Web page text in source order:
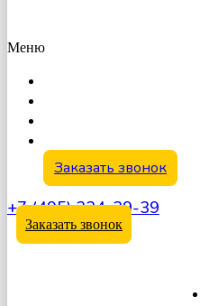
Меню
Заказать звонок
+7 (495) 324-39-39
Заказать звонок